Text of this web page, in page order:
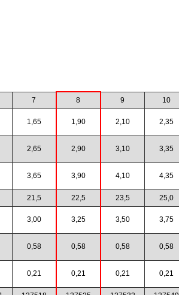
7 8 9 10
1,65 1,90 2,10 2,35
2,65 2,90 3,10 3,35
3,65 3,90 4,10 4,35
21,5 22,5 23,5 25,0
3,00 3,25 3,50 3,75
0,58 0,58 0,58 0,58
0,21 0,21 0,21 0,21